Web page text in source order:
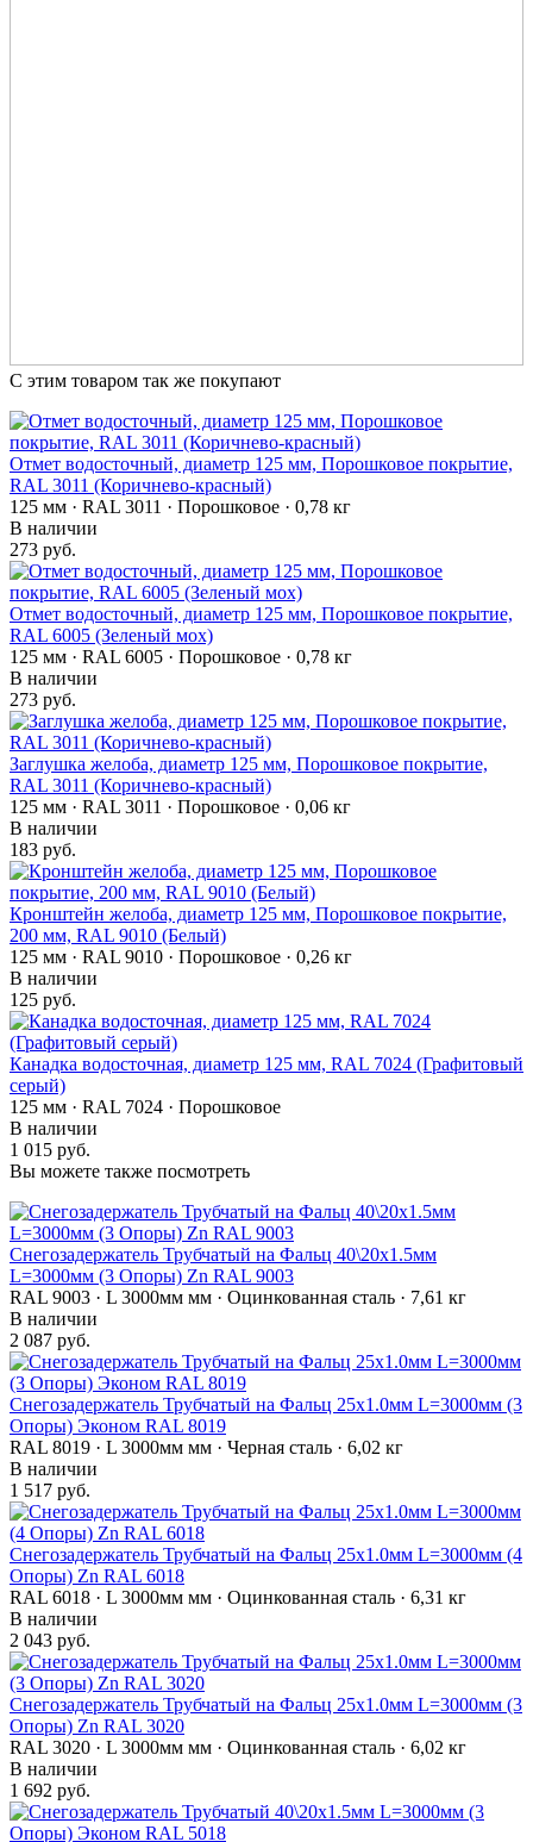
С этим товаром так же покупают
Отмет водосточный, диаметр 125 мм, Порошковое покрытие,
RAL 3011 (Коричнево-красный)
125 мм · RAL 3011 · Порошковое · 0,78 кг
В наличии
273 руб.
Отмет водосточный, диаметр 125 мм, Порошковое покрытие,
RAL 6005 (Зеленый мох)
125 мм · RAL 6005 · Порошковое · 0,78 кг
В наличии
273 руб.
Заглушка желоба, диаметр 125 мм, Порошковое покрытие,
RAL 3011 (Коричнево-красный)
125 мм · RAL 3011 · Порошковое · 0,06 кг
В наличии
183 руб.
Кронштейн желоба, диаметр 125 мм, Порошковое покрытие,
200 мм, RAL 9010 (Белый)
125 мм · RAL 9010 · Порошковое · 0,26 кг
В наличии
125 руб.
Канадка водосточная, диаметр 125 мм, RAL 7024 (Графитовый
серый)
125 мм · RAL 7024 · Порошковое
В наличии
1 015 руб.
Вы можете также посмотреть
Снегозадержатель Трубчатый на Фальц 40\20х1.5мм
L=3000мм (3 Опоры) Zn RAL 9003
RAL 9003 · L 3000мм мм · Оцинкованная сталь · 7,61 кг
В наличии
2 087 руб.
Снегозадержатель Трубчатый на Фальц 25х1.0мм L=3000мм (3
Опоры) Эконом RAL 8019
RAL 8019 · L 3000мм мм · Черная сталь · 6,02 кг
В наличии
1 517 руб.
Снегозадержатель Трубчатый на Фальц 25х1.0мм L=3000мм (4
Опоры) Zn RAL 6018
RAL 6018 · L 3000мм мм · Оцинкованная сталь · 6,31 кг
В наличии
2 043 руб.
Снегозадержатель Трубчатый на Фальц 25х1.0мм L=3000мм (3
Опоры) Zn RAL 3020
RAL 3020 · L 3000мм мм · Оцинкованная сталь · 6,02 кг
В наличии
1 692 руб.